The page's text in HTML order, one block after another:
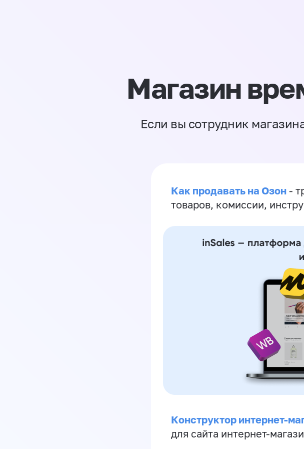
Магазин
Если вы сотрудник
Как продавать на Озон -
товаров, комиссии,
Конструктор интернет-
для сайта интернет-